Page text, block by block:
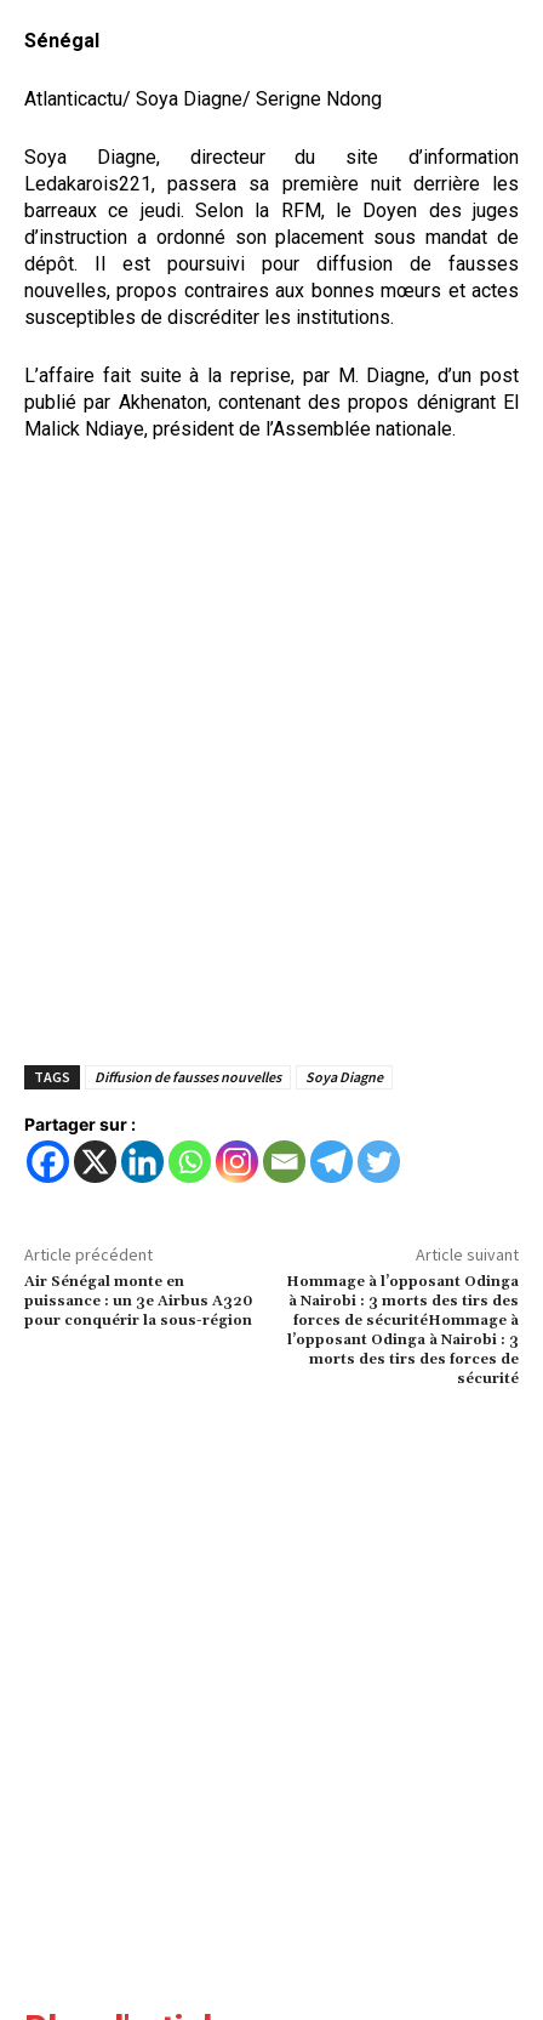
Sénégal
Atlanticactu/ Soya Diagne/ Serigne Ndong
Soya Diagne, directeur du site d’information
Ledakarois221, passera sa première nuit derrière les
barreaux ce jeudi. Selon la RFM, le Doyen des juges
d’instruction a ordonné son placement sous mandat de
dépôt. Il est poursuivi pour diffusion de fausses
nouvelles, propos contraires aux bonnes mœurs et actes
susceptibles de discréditer les institutions.
L’affaire fait suite à la reprise, par M. Diagne, d’un post
publié par Akhenaton, contenant des propos dénigrant El
Malick Ndiaye, président de l’Assemblée nationale.
TAGS Diffusion de fausses nouvelles Soya Diagne
Partager sur :
Article précédent
Air Sénégal monte en
puissance : un 3e Airbus A320
pour conquérir la sous-région
Article suivant
Hommage à l’opposant Odinga
à Nairobi : 3 morts des tirs des
forces de sécuritéHommage à
l’opposant Odinga à Nairobi : 3
morts des tirs des forces de
sécurité